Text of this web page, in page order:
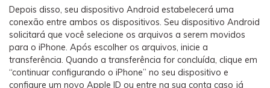
Depois disso, seu dispositivo Android estabelecerá uma
conexão entre ambos os dispositivos. Seu dispositivo Android
solicitará que você selecione os arquivos a serem movidos
para o iPhone. Após escolher os arquivos, inicie a
transferência. Quando a transferência for concluída, clique em
“continuar configurando o iPhone” no seu dispositivo e
configure um novo Apple ID ou entre na sua conta caso já